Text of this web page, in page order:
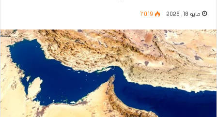
مايو 18, 2026 1٬019